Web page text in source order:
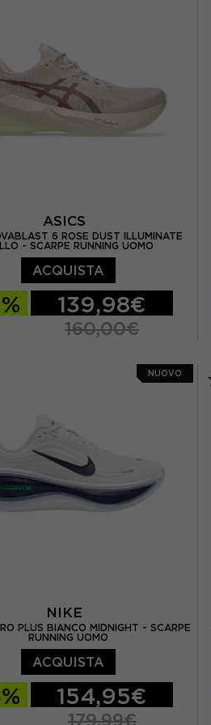
/ US 11
ASICS
6 ROSE DUST ILLUMINATE
- SCARPE RUNNING UOMO
/ US 9 EUR 43,5 / US 9,5
/ US 11
EUR 46,5 / US 12
ACQUISTA
139,98€
160,00€
NUOVO
NIKE
PLUS BIANCO MIDNIGHT - SCARPE
RUNNING UOMO
ACQUISTA
154,95€
179,99€